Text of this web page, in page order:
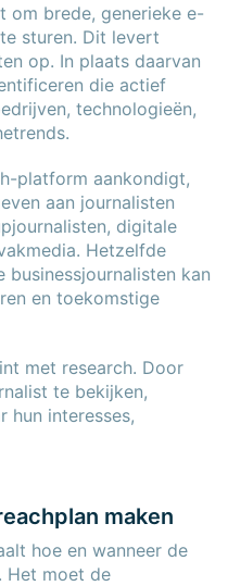
om brede, generieke e-
sturen. Dit levert
op. In plaats daarvan
die actief
technologieën,
platform aankondigt,
aan journalisten
digitale
Hetzelfde
kan
en toekomstige
met research. Door
te bekijken,
hun interesses,
maken
hoe en wanneer de
Het moet de